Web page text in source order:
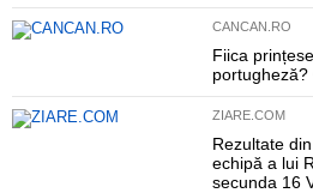
CANCAN.RO
Fiica
portugheză?
ZIARE.COM
Rezultate
echipă a lui
secunda 16